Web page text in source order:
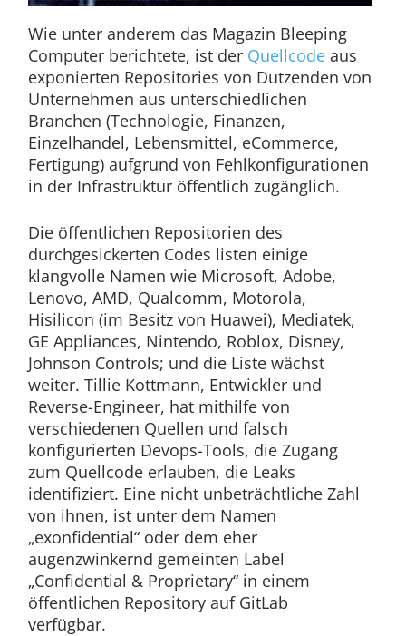
Wie unter anderem das Magazin Bleeping
Computer berichtete, ist der Quellcodeaus
exponierten Repositories von Dutzenden von
Unternehmen aus unterschiedlichen
Branchen (Technologie, Finanzen,
Einzelhandel, Lebensmittel, eCommerce,
Fertigung) aufgrund von Fehlkonfigurationen
in der Infrastruktur öffentlich zugänglich.
Die öffentlichen Repositorien des
durchgesickerten Codes listen einige
klangvolle Namen wie Microsoft, Adobe,
Lenovo, AMD, Qualcomm, Motorola,
Hisilicon (im Besitz von Huawei), Mediatek,
GE Appliances, Nintendo, Roblox, Disney,
Johnson Controls; und die Liste wächst
weiter. Tillie Kottmann, Entwickler und
Reverse-Engineer, hat mithilfe von
verschiedenen Quellen und falsch
konfigurierten Devops-Tools, die Zugang
zum Quellcode erlauben, die Leaks
identifiziert. Eine nicht unbeträchtliche Zahl
von ihnen, ist unter dem Namen
„exonfidential“ oder dem eher
augenzwinkernd gemeinten Label
„Confidential & Proprietary“ in einem
öffentlichen Repository auf GitLab
verfügbar.